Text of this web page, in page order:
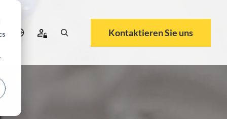
Kontaktieren Sie uns